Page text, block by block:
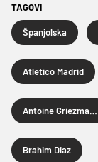
TAGOVI
Španjolska
Atletico Madrid
Brahim Diaz